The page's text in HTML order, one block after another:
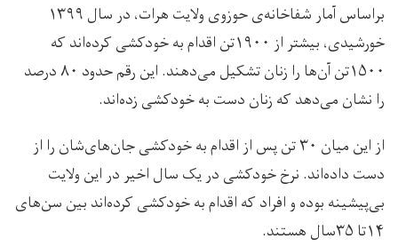
براساس آمار شفاخانه‌ی حوزوی ولایت هرات، در سال ۱۳۹۹
خورشیدی، بیشتر از ۱۹۰۰تن اقدام به خودکشی کرده‌اند که
۱۵۰۰تن آن‌ها را زنان تشکیل می‌دهند. این رقم حدود ۸۰ درصد
را نشان می‌دهد که زنان دست به خودکشی زده‌اند.
از این میان ۳۰ تن پس از اقدام به خودکشی جان‌های‌شان را از
دست داده‌اند. نرخ خودکشی در یک سال اخیر در این ولایت
بی‌پیشینه بوده و افراد که اقدام به خودکشی کرده‌اند بین سن‌های
۱۴تا ۳۵سال هستند.